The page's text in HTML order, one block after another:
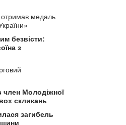
отримав медаль
безвісти:
з
член Молодіжної
скликань
загибель